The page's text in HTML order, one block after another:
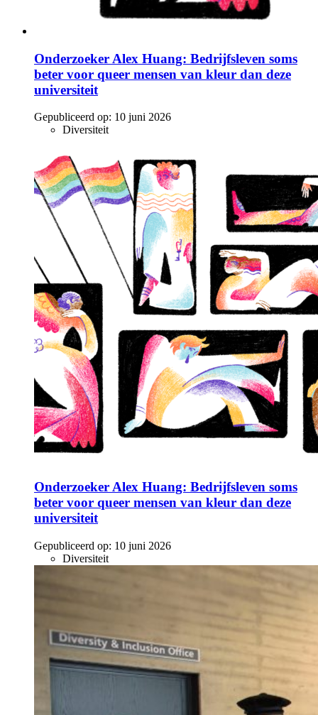
Onderzoeker Alex Huang: Bedrijfsleven soms
beter voor queer mensen van kleur dan deze
universiteit
Gepubliceerd op: 10 juni 2026
Diversiteit
Onderzoeker Alex Huang: Bedrijfsleven soms
beter voor queer mensen van kleur dan deze
universiteit
Gepubliceerd op: 10 juni 2026
Diversiteit